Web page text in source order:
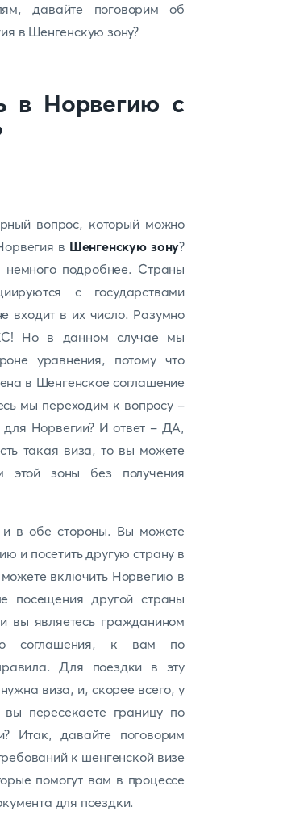
давайте поговорим об
в Шенгенскую зону?
в Норвегию с
вопрос, который можно
в Шенгенскую зону?
немного подробнее. Страны
с государствами
входит в их число. Разумно
Но в данном случае мы
уравнения, потому что
в Шенгенское соглашение
мы переходим к вопросу -
для Норвегии? И ответ - ДА,
такая виза, то вы можете
этой зоны без получения
в обе стороны. Вы можете
и посетить другую страну в
включить Норвегию в
посещения другой страны
вы являетесь гражданином
соглашения, к вам по
Для поездки в эту
виза, и, скорее всего, у
пересекаете границу по
Итак, давайте поговорим
к шенгенской визе
помогут вам в процессе
для поездки.